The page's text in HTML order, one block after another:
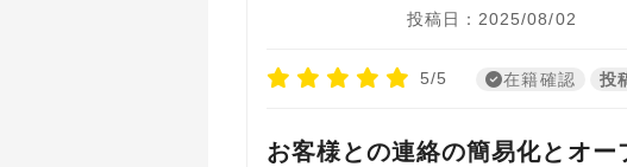
投稿日：2025/08/02
5/5 在籍確認 投
お客様との連絡の簡易化とオー